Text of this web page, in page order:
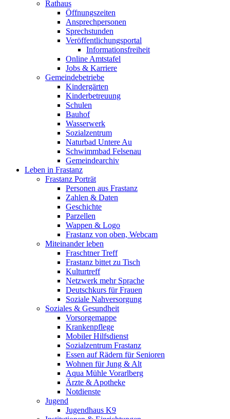
Rathaus
Öffnungszeiten
Ansprechpersonen
Sprechstunden
Veröffentlichungsportal
Informationsfreiheit
Online Amtstafel
Jobs & Karriere
Gemeindebetriebe
Kindergärten
Kinderbetreuung
Schulen
Bauhof
Wasserwerk
Sozialzentrum
Naturbad Untere Au
Schwimmbad Felsenau
Gemeindearchiv
Leben in Frastanz
Frastanz Porträt
Personen aus Frastanz
Zahlen & Daten
Geschichte
Parzellen
Wappen & Logo
Frastanz von oben, Webcam
Miteinander leben
Fraschtner Treff
Frastanz bittet zu Tisch
Kulturtreff
Netzwerk mehr Sprache
Deutschkurs für Frauen
Soziale Nahversorgung
Soziales & Gesundheit
Vorsorgemappe
Krankenpflege
Mobiler Hilfsdienst
Sozialzentrum Frastanz
Essen auf Rädern für Senioren
Wohnen für Jung & Alt
Aqua Mühle Vorarlberg
Ärzte & Apotheke
Notdienste
Jugend
Jugendhaus K9